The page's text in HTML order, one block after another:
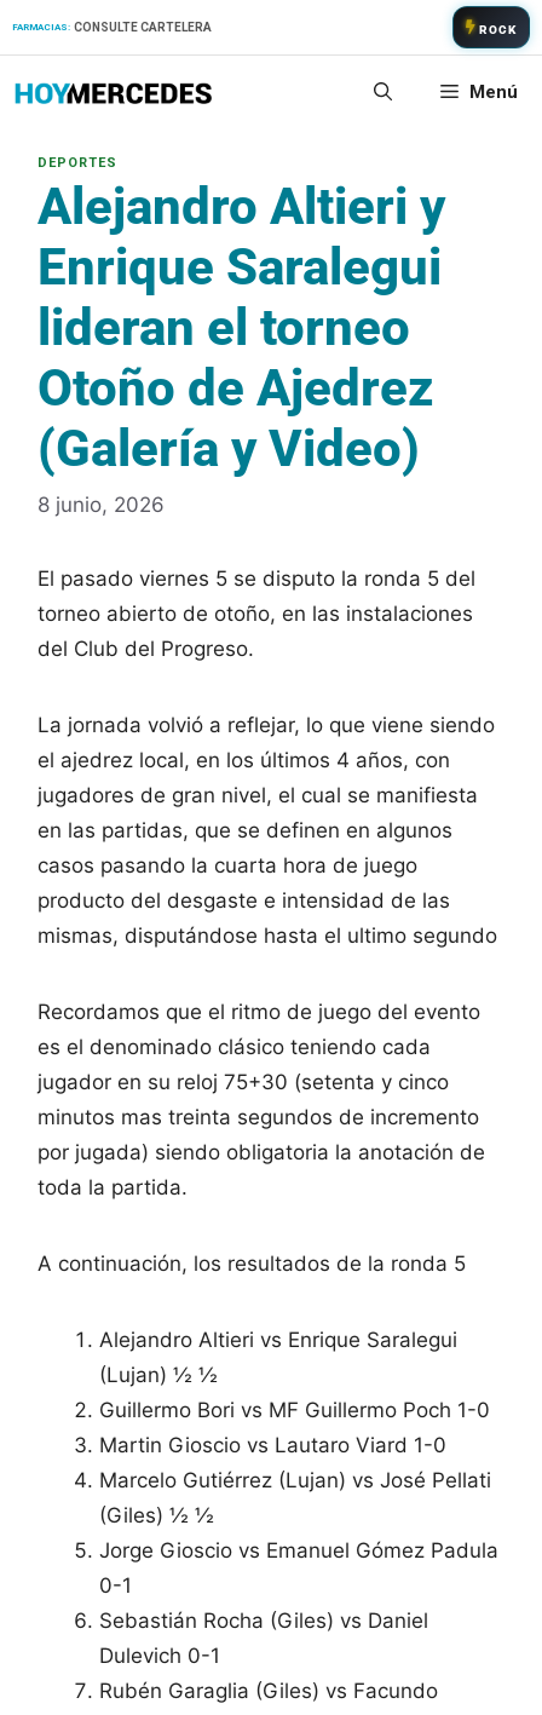
FARMACIAS: CONSULTE CARTELERA ROCK
Menú
Alejandro Altieri y
Enrique Saralegui
lideran el torneo
Otoño de Ajedrez
(Galería y Video)
8 junio, 2026
El pasado viernes 5 se disputo la ronda 5 del
torneo abierto de otoño, en las instalaciones
del Club del Progreso.
La jornada volvió a reflejar, lo que viene siendo
el ajedrez local, en los últimos 4 años, con
jugadores de gran nivel, el cual se manifiesta
en las partidas, que se definen en algunos
casos pasando la cuarta hora de juego
producto del desgaste e intensidad de las
mismas, disputándose hasta el ultimo segundo
Recordamos que el ritmo de juego del evento
es el denominado clásico teniendo cada
jugador en su reloj 75+30 (setenta y cinco
minutos mas treinta segundos de incremento
por jugada) siendo obligatoria la anotación de
toda la partida.
A continuación, los resultados de la ronda 5
Alejandro Altieri vs Enrique Saralegui
(Lujan) ½ ½
Guillermo Bori vs MF Guillermo Poch 1-0
Martin Gioscio vs Lautaro Viard 1-0
Marcelo Gutiérrez (Lujan) vs José Pellati
(Giles) ½ ½
Jorge Gioscio vs Emanuel Gómez Padula
0-1
Sebastián Rocha (Giles) vs Daniel
Dulevich 0-1
Rubén Garaglia (Giles) vs Facundo